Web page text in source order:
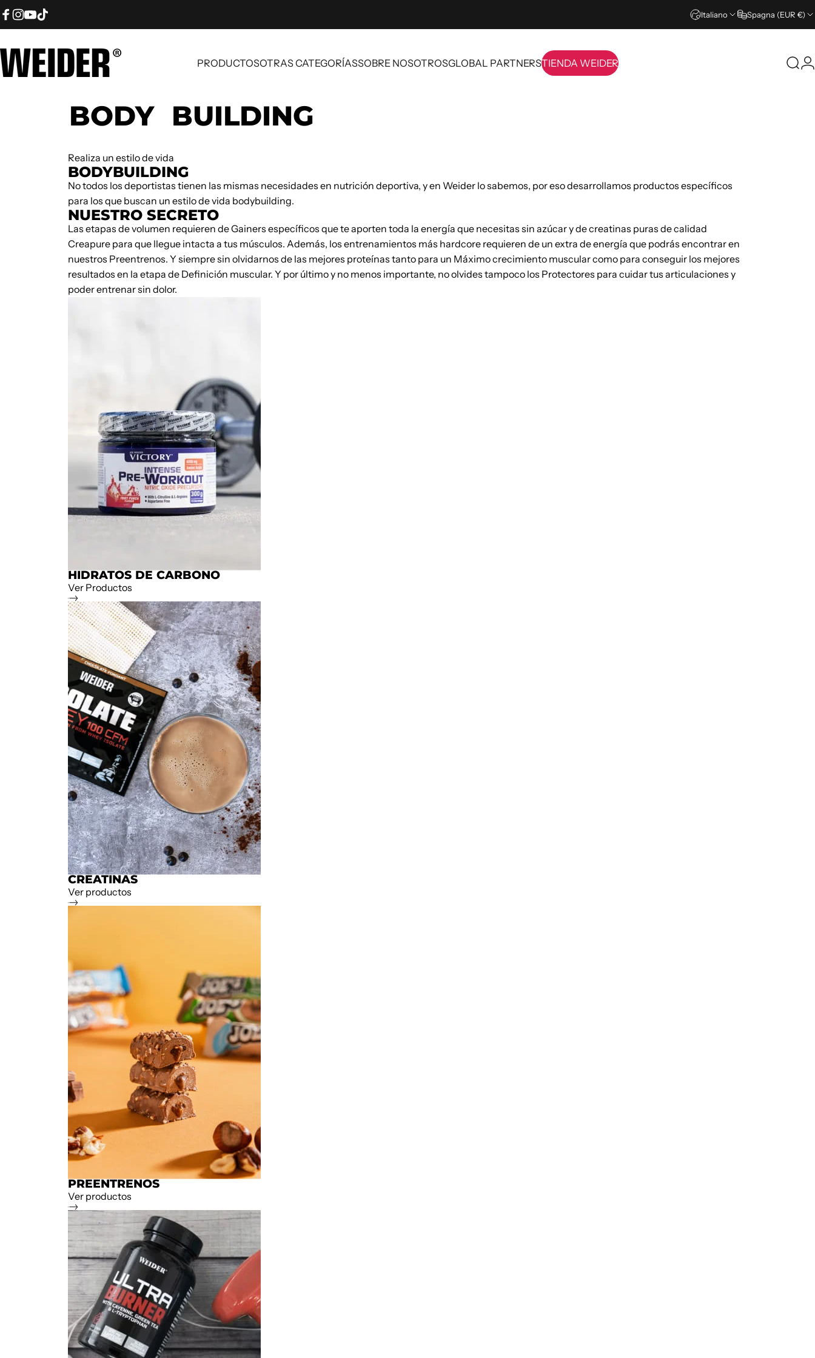
Vai direttamente ai contenuti
Italiano Spagna (EUR €)
Weider PRODUCTOSOTRAS CATEGORÍASSOBRE NOSOTROSGLOBAL PARTNERSTIENDA WEIDER
BODY BUILDING
Realiza un estilo de vida
BODYBUILDING
No todos los deportistas tienen las mismas necesidades en nutrición deportiva, y en Weider lo sabemos, por eso desarrollamos productos específicos
para los que buscan un estilo de vida bodybuilding.
NUESTRO SECRETO
Las etapas de volumen requieren de Gainers específicos que te aporten toda la energía que necesitas sin azúcar y de creatinas puras de calidad
Creapure para que llegue intacta a tus músculos. Además, los entrenamientos más hardcore requieren de un extra de energía que podrás encontrar en
nuestros Preentrenos. Y siempre sin olvidarnos de las mejores proteínas tanto para un Máximo crecimiento muscular como para conseguir los mejores
resultados en la etapa de Definición muscular. Y por último y no menos importante, no olvides tampoco los Protectores para cuidar tus articulaciones y
poder entrenar sin dolor.
HIDRATOS DE CARBONO
Ver Productos
CREATINAS
Ver productos
PREENTRENOS
Ver productos